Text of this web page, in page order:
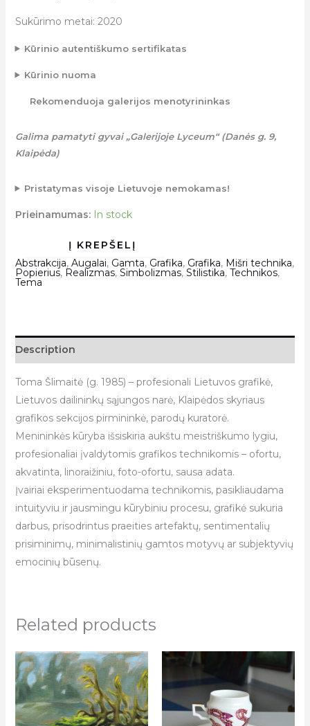
Sukūrimo metai: 2020
Kūrinio autentiškumo sertifikatas
Kūrinio nuoma
Rekomenduoja galerijos menotyrininkas
Galima pamatyti gyvai „Galerijoje Lyceum“ (Danės g. 9,
Klaipėda)
Pristatymas visoje Lietuvoje nemokamas!
Prieinamumas: In stock
Abstrakcija, Augalai, Gamta, Grafika, Grafika, Mišri technika,
Popierius, Realizmas, Simbolizmas, Stilistika, Technikos,
Tema
Description
Toma Šlimaitė (g. 1985) – profesionali Lietuvos grafikė,
Lietuvos dailininkų sąjungos narė, Klaipėdos skyriaus
grafikos sekcijos pirmininkė, parodų kuratorė.
Menininkės kūryba išsiskiria aukštu meistriškumo lygiu,
profesionaliai įvaldytomis grafikos technikomis – ofortu,
akvatinta, linoraižiniu, foto-ofortu, sausa adata.
Įvairiai eksperimentuodama technikomis, pasikliaudama
intuityviu ir jausmingu kūrybiniu procesu, grafikė sukuria
darbus, prisodrintus praeities artefaktų, sentimentalių
prisiminimų, minimalistinių gamtos motyvų ar subjektyvių
emocinių būsenų.
Related products